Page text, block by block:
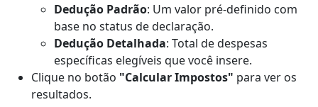
Dedução Padrão: Um valor pré-definido com
base no status de declaração.
Dedução Detalhada: Total de despesas
específicas elegíveis que você insere.
Clique no botão "Calcular Impostos" para ver os
resultados.